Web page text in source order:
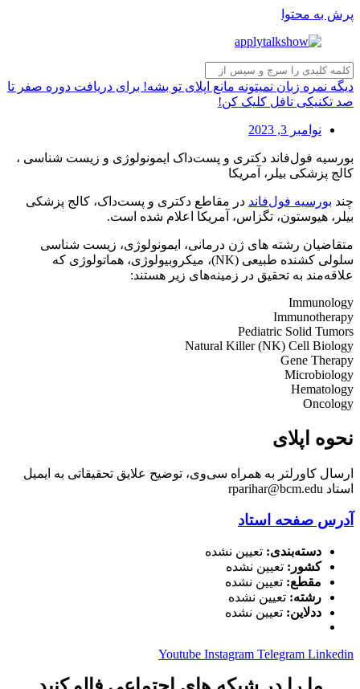
پرش به محتوا
دیگه نمره زبان نمیتونه مانع اپلای تو بشه! برای دریافت دوره صفر تا
صد تکنیکی تافل کلیک کن!
نوامبر 3, 2023
بورسیه فول‌فاند دکتری و پست‌داک ایمونولوژی و زیست شناسی ،
کالج پزشکی بیلر، آمریکا
چند بورسیه فول‌فاند در مقاطع دکتری و پست‌داک، کالج پزشکی
بیلر، هیوستون، تگزاس، آمریکا اعلام شده است.
متقاضیان رشته های ژن درمانی، ایمونولوژی، زیست شناسی
سلولی کشنده طبیعی (NK)، میکروبیولوژی، هماتولوژی که
علاقه‌مند به تحقیق در زمینه‌های زیر هستند:
Immunology
Immunotherapy
Pediatric Solid Tumors
Natural Killer (NK) Cell Biology
Gene Therapy
Microbiology
Hematology
Oncology
نحوه اپلای
ارسال کاورلتر به همراه سی‌وی، توضیح علایق تحقیقاتی به ایمیل
استاد rparihar@bcm.edu
آدرس صفحه استاد
دسته‌بندی: تعیین نشده
کشور: تعیین نشده
مقطع: تعیین نشده
رشته: تعیین نشده
ددلاین: تعیین نشده
Youtube Instagram Telegram Linkedin